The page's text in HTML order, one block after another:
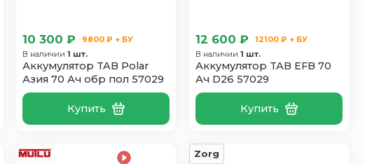
10 300 ₽
9800 ₽ + БУ
В наличии1 шт.
Аккумулятор TAB Polar
Азия 70 Ач обр пол 57029
Купить
12 600 ₽
12100 ₽ + БУ
В наличии 1 шт.
Аккумулятор TAB EFB 70
Ач D26 57029
Купить
Zorg